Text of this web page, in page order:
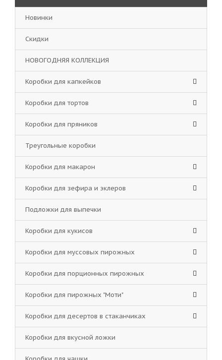
Новинки
Скидки
НОВОГОДНЯЯ КОЛЛЕКЦИЯ
Коробки для капкейков
Коробки для тортов
Коробки для пряников
Треугольные коробки
Коробки для макарон
Коробки для зефира и эклеров
Подложки для выпечки
Коробки для кукисов
Коробки для муссовых пирожных
Коробки для порционных пирожных
Коробки для пирожных "Моти"
Коробки для десертов в стаканчиках
Коробки для вкусной ложки